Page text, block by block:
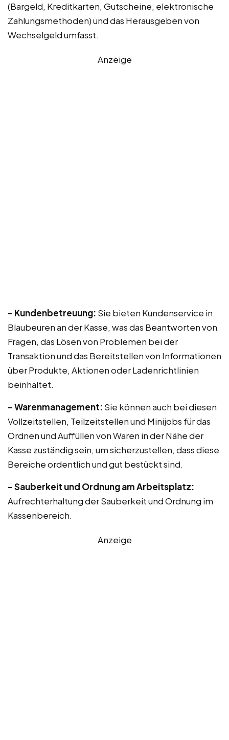
(Bargeld, Kreditkarten, Gutscheine, elektronische
Zahlungsmethoden) und das Herausgeben von
Wechselgeld umfasst.
Anzeige
– Kundenbetreuung: Sie bieten Kundenservice in
Blaubeuren an der Kasse, was das Beantworten von
Fragen, das Lösen von Problemen bei der
Transaktion und das Bereitstellen von Informationen
über Produkte, Aktionen oder Ladenrichtlinien
beinhaltet.
– Warenmanagement: Sie können auch bei diesen
Vollzeitstellen, Teilzeitstellen und Minijobs für das
Ordnen und Auffüllen von Waren in der Nähe der
Kasse zuständig sein, um sicherzustellen, dass diese
Bereiche ordentlich und gut bestückt sind.
– Sauberkeit und Ordnung am Arbeitsplatz:
Aufrechterhaltung der Sauberkeit und Ordnung im
Kassenbereich.
Anzeige